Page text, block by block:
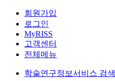
회원가입
로그인
MyRISS
고객센터
전체메뉴
학술연구정보서비스 검색